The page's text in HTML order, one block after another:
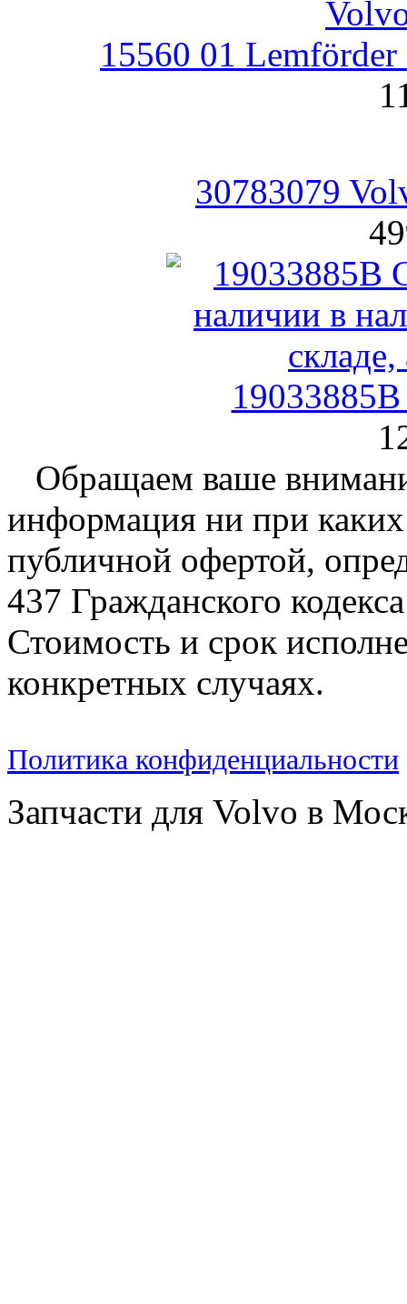
15560 01 Lemförder
30783079
Обращаем ваше
информация ни при каких
публичной офертой,
437 Гражданского
Стоимость и срок
конкретных случаях.
Политика конфиденциальности
Запчасти для Volvo в